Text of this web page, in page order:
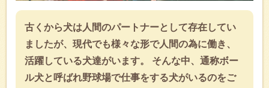
古くから犬は人間のパートナーとして存在してい
ましたが、現代でも様々な形で人間の為に働き、
活躍している犬達がいます。 そんな中、通称ボー
ル犬と呼ばれ野球場で仕事をする犬がいるのをご